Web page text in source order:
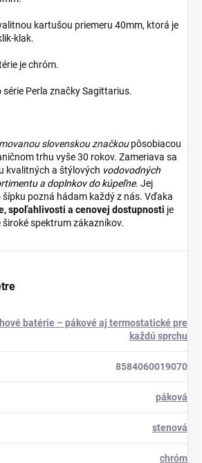
kartušou priemeru 40mm, ktorá je
klak.
je chróm.
Perla značky Sagittarius.
slovenskou značkoupôsobiacou
trhu vyše 30 rokov. Zameriava sa
kvalitných a štýlových vodovodných
a doplnkov do kúpeľne. Jej
pozná hádam každý z nás. Vďaka
spoľahlivosti a cenovej dostupnosti je
spektrum zákazníkov.
batérie – pákové aj termostatické pre
každú sprchu
8584060019070
páková
stenová
chróm